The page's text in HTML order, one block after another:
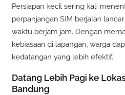
Persiapan kecil sering kali
perpanjangan SIM berjalan
waktu berjam jam. Dengan
kebiasaan di lapangan, warga
kedatangan yang lebih efektif.
Datang Lebih Pagi ke
Bandung